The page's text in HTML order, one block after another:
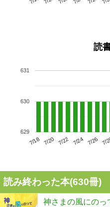
読
7/18 7/20 7/22 7/24 7/26 7/
629
630
631
読み終わった本(630冊)
神さまの風にの